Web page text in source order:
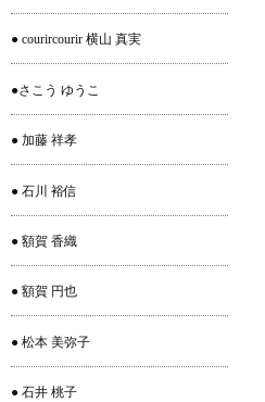
● courircourir 横山 真実
●さこう ゆうこ
● 加藤 祥孝
● 石川 裕信
● 額賀 香織
● 額賀 円也
● 松本 美弥子
● 石井 桃子